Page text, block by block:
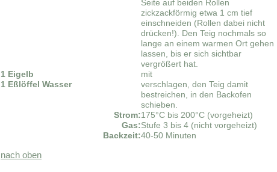
Seite auf beiden Rollen
zickzackförmig etwa 1 cm tief
einschneiden (Rollen dabei nicht
drücken!). Den Teig nochmals so
lange an einem warmen Ort gehen
lassen, bis er sich sichtbar
vergrößert hat.
1 Eigelb
mit
1 Eßlöffel Wasser
verschlagen, den Teig damit
bestreichen, in den Backofen
schieben.
Strom:175°C bis 200°C (vorgeheizt)
Gas:Stufe 3 bis 4 (nicht vorgeheizt)
Backzeit:40-50 Minuten
nach oben